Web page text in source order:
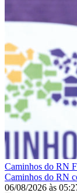
Caminhos do RN
Caminhos do RN
06/08/2026 às